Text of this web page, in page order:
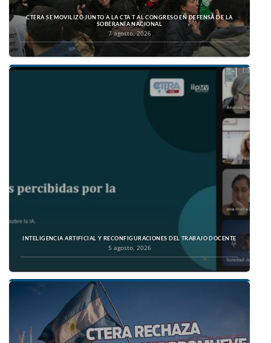
CTERA SE MOVILIZÓ JUNTO A LA CTA T AL CONGRESO EN DEFENSA DE LA
SOBERANÍA NACIONAL
7 agosto, 2026
INTELIGENCIA ARTIFICIAL Y RECONFIGURACIONES DEL TRABAJO DOCENTE
5 agosto, 2026